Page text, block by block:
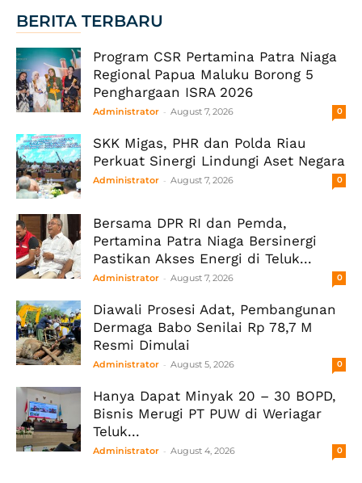
BERITA TERBARU
Program CSR Pertamina Patra Niaga
Regional Papua Maluku Borong 5
Penghargaan ISRA 2026
Administrator - August 7, 2026 0
SKK Migas, PHR dan Polda Riau
Perkuat Sinergi Lindungi Aset Negara
Administrator - August 7, 2026 0
Bersama DPR RI dan Pemda,
Pertamina Patra Niaga Bersinergi
Pastikan Akses Energi di Teluk...
Administrator - August 7, 2026 0
Diawali Prosesi Adat, Pembangunan
Dermaga Babo Senilai Rp 78,7 M
Resmi Dimulai
Administrator - August 5, 2026 0
Hanya Dapat Minyak 20 – 30 BOPD,
Bisnis Merugi PT PUW di Weriagar
Teluk...
Administrator - August 4, 2026 0